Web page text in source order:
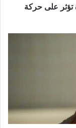
تؤثر على حركة